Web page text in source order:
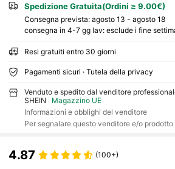
Spedizione Gratuita(Ordini ≥ 9.00€)
Consegna prevista: agosto 13 - agosto 18
consegna in 4-7 gg lav: esclude i fine
Resi gratuiti entro 30 giorni
Pagamenti sicuri · Tutela della privacy
Venduto e spedito dal venditore
SHEIN
Magazzino UE
Informazioni e obblighi del venditore
Per segnalare questo venditore e/o prodotto
4.87 (100+)